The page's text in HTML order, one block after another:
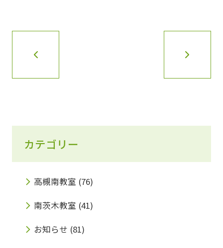
カテゴリー
高槻南教室 (76)
南茨木教室 (41)
お知らせ (81)